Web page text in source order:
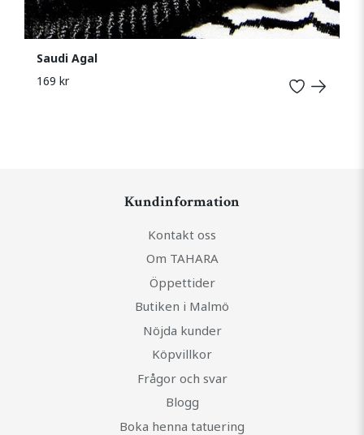
Saudi Agal
169 kr
Kundinformation
Kontakt oss
Om TAHARA
Öppettider
Butiken i Malmö
Nöjda kunder
Köpvillkor
Frågor och svar
Blogg
Boka henna tatuering